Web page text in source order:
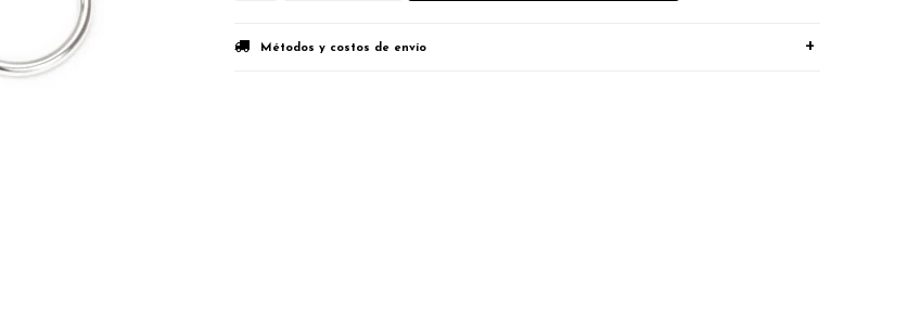
Métodos y costos de envío